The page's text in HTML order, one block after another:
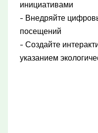
инициативами
- Внедряйте
посещений
- Создайте
указанием